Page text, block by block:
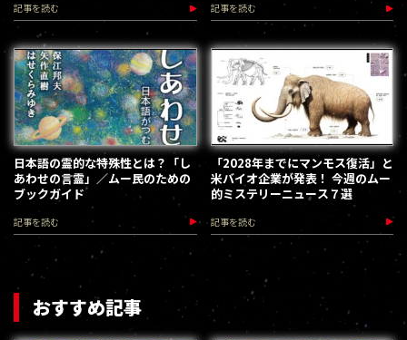
記事を読む 記事を読む
日本語の霊的な特殊性とは？「し
あわせの言霊」／ムー民のための
ブックガイド
記事を読む
「2028年までにマンモス復活」と
米バイオ企業が発表！ 今週のムー
的ミステリーニュース７選
記事を読む
おすすめ記事